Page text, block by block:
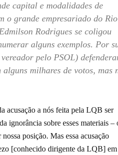
capital e modalidades de
o grande empresariado do Rio
Rodrigues se coligou
alguns exemplos. Por
pelo PSOL)
milhares de votos, mas
acusação a nós feita pela LQB ser
ignorância sobre esses materiais –
posição. Mas essa acusação
[conhecido dirigente da LQB] em